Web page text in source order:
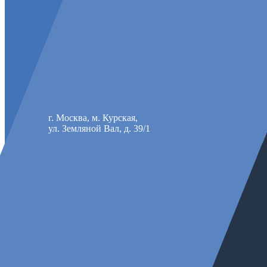
г. Москва, м. Курская,
ул. Земляной Вал, д. 39/1